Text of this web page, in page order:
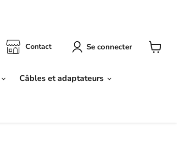
Contact Se connecter
Câbles et adaptateurs